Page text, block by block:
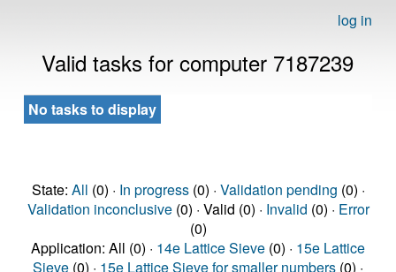
log in
Valid tasks for computer 7187239
No tasks to display
State: All (0) · In progress(0) · Validation pending (0) ·
Validation inconclusive(0) · Valid (0) · Invalid (0) · Error
(0)
Application: All (0) · 14e Lattice Sieve (0) · 15e Lattice
Sieve (0) · 15e Lattice Sieve for smaller numbers (0) ·